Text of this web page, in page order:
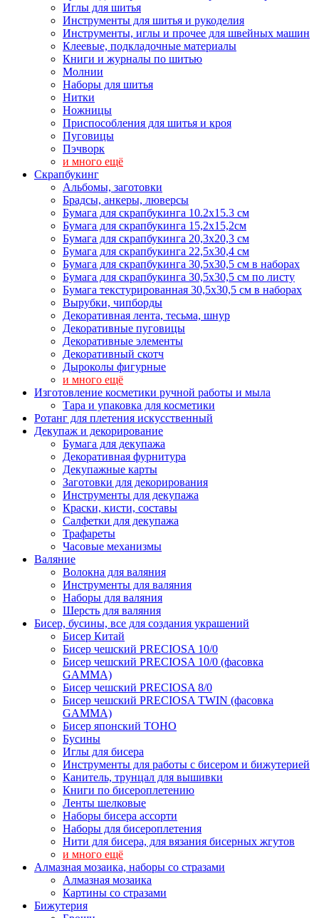
Иглы для шитья
Инструменты для шитья и рукоделия
Инструменты, иглы и прочее для швейных машин
Клеевые, подкладочные материалы
Книги и журналы по шитью
Молнии
Наборы для шитья
Нитки
Ножницы
Приспособления для шитья и кроя
Пуговицы
Пэчворк
и много ещё
Скрапбукинг
Альбомы, заготовки
Брадсы, анкеры, люверсы
Бумага для скрапбукинга 10.2х15.3 см
Бумага для скрапбукинга 15,2х15,2см
Бумага для скрапбукинга 20,3х20,3 см
Бумага для скрапбукинга 22,5х30,4 см
Бумага для скрапбукинга 30,5х30,5 см в наборах
Бумага для скрапбукинга 30,5х30,5 см по листу
Бумага текстурированная 30,5х30,5 см в наборах
Вырубки, чипборды
Декоративная лента, тесьма, шнур
Декоративные пуговицы
Декоративные элементы
Декоративный скотч
Дыроколы фигурные
и много ещё
Изготовление косметики ручной работы и мыла
Тара и упаковка для косметики
Ротанг для плетения искусственный
Декупаж и декорирование
Бумага для декупажа
Декоративная фурнитура
Декупажные карты
Заготовки для декорирования
Инструменты для декупажа
Краски, кисти, составы
Салфетки для декупажа
Трафареты
Часовые механизмы
Валяние
Волокна для валяния
Инструменты для валяния
Наборы для валяния
Шерсть для валяния
Бисер, бусины, все для создания украшений
Бисер Китай
Бисер чешский PRECIOSA 10/0
Бисер чешский PRECIOSA 10/0 (фасовка
GAMMA)
Бисер чешский PRECIOSA 8/0
Бисер чешский PRECIOSA TWIN (фасовка
GAMMA)
Бисер японский TOHO
Бусины
Иглы для бисера
Инструменты для работы с бисером и бижутерией
Канитель, трунцал для вышивки
Книги по бисероплетению
Ленты шелковые
Наборы бисера ассорти
Наборы для бисероплетения
Нити для бисера, для вязания бисерных жгутов
и много ещё
Алмазная мозаика, наборы со стразами
Алмазная мозаика
Картины co стразами
Бижутерия